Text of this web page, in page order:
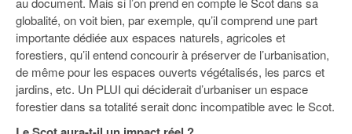
globalité, on voit bien, par exemple, qu’il comprend une part
importante dédiée aux espaces naturels, agricoles et
forestiers, qu’il entend concourir à préserver de l’urbanisation,
de même pour les espaces ouverts végétalisés, les parcs et
jardins, etc. Un PLUI qui déciderait d’urbaniser un espace
forestier dans sa totalité serait donc incompatible avec le Scot.